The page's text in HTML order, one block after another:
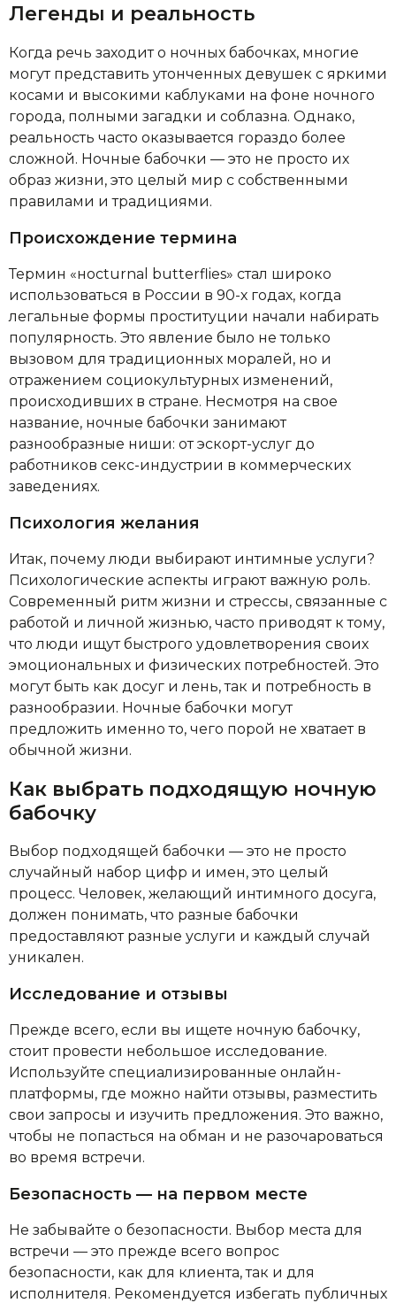
Легенды и реальность
Когда речь заходит о ночных бабочках, многие
могут представить утонченных девушек с яркими
косами и высокими каблуками на фоне ночного
города, полными загадки и соблазна. Однако,
реальность часто оказывается гораздо более
сложной. Ночные бабочки — это не просто их
образ жизни, это целый мир с собственными
правилами и традициями.
Происхождение термина
Термин «ноcturnal butterflies» стал широко
использоваться в России в 90-х годах, когда
легальные формы проституции начали набирать
популярность. Это явление было не только
вызовом для традиционных моралей, но и
отражением социокультурных изменений,
происходивших в стране. Несмотря на свое
название, ночные бабочки занимают
разнообразные ниши: от эскорт-услуг до
работников секс-индустрии в коммерческих
заведениях.
Психология желания
Итак, почему люди выбирают интимные услуги?
Психологические аспекты играют важную роль.
Современный ритм жизни и стрессы, связанные с
работой и личной жизнью, часто приводят к тому,
что люди ищут быстрого удовлетворения своих
эмоциональных и физических потребностей. Это
могут быть как досуг и лень, так и потребность в
разнообразии. Ночные бабочки могут
предложить именно то, чего порой не хватает в
обычной жизни.
Как выбрать подходящую ночную
бабочку
Выбор подходящей бабочки — это не просто
случайный набор цифр и имен, это целый
процесс. Человек, желающий интимного досуга,
должен понимать, что разные бабочки
предоставляют разные услуги и каждый случай
уникален.
Исследование и отзывы
Прежде всего, если вы ищете ночную бабочку,
стоит провести небольшое исследование.
Используйте специализированные онлайн-
платформы, где можно найти отзывы, разместить
свои запросы и изучить предложения. Это важно,
чтобы не попасться на обман и не разочароваться
во время встречи.
Безопасность — на первом месте
Не забывайте о безопасности. Выбор места для
встречи — это прежде всего вопрос
безопасности, как для клиента, так и для
исполнителя. Рекомендуется избегать публичных